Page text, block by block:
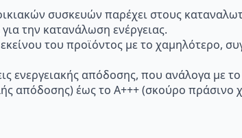
συσκευών παρέχει στους
την κατανάλωση ενέργειας.
του προϊόντος με το χαμηλότερο,
ενεργειακής απόδοσης, που ανάλογα με
απόδοσης) έως το Α+++ (σκούρο